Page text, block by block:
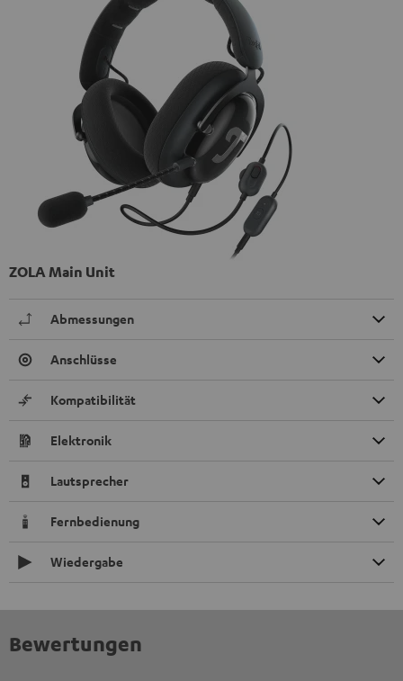
ZOLA Main Unit
Abmessungen
Anschlüsse
Kompatibilität
Elektronik
Lautsprecher
Fernbedienung
Wiedergabe
Bewertungen